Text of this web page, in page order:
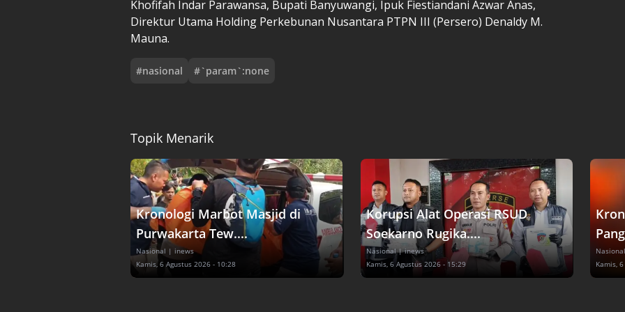
Khofifah Indar Parawansa, Bupati Banyuwangi, Ipuk Fiestiandani Azwar Anas,
Direktur Utama Holding Perkebunan Nusantara PTPN III (Persero) Denaldy M.
Mauna.
#nasional #`param`:none
Topik Menarik
Kronologi Marbot Masjid di
Purwakarta Tew....
Nasional | inews
Kamis, 6 Agustus 2026 - 10:28
Korupsi Alat Operasi RSUD
Soekarno Rugika....
Nasional | inews
Kamis, 6 Agustus 2026 - 15:29
Nasional
Kamis,